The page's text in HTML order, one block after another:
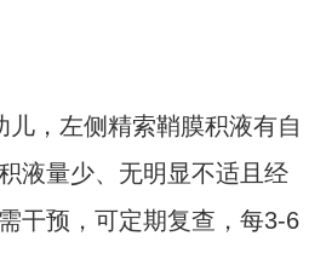
儿，左侧精索鞘膜积液有自
液量少、无明显不适且经
干预，可定期复查，每3-6